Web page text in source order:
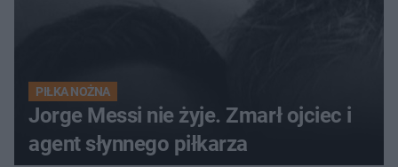
PIŁKA NOŻNA
Jorge Messi nie żyje. Zmarł ojciec i
agent słynnego piłkarza